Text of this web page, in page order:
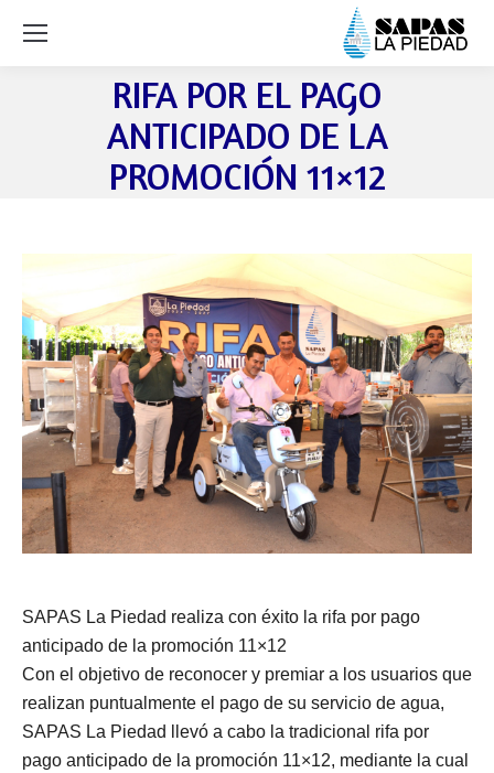
RIFA POR EL PAGO
ANTICIPADO DE LA
PROMOCIÓN 11×12
SAPAS La Piedad realiza con éxito la rifa por pago
anticipado de la promoción 11×12
Con el objetivo de reconocer y premiar a los usuarios que
realizan puntualmente el pago de su servicio de agua,
SAPAS La Piedad llevó a cabo la tradicional rifa por
pago anticipado de la promoción 11×12, mediante la cual